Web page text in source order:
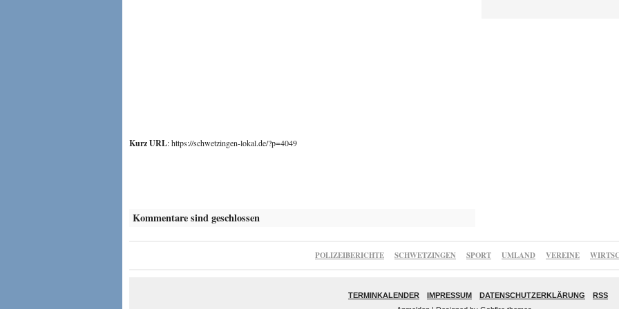
Kurz URL: https://schwetzingen-lokal.de/?p=4049
Kommentare sind geschlossen
POLIZEIBERICHTE SCHWETZINGEN SPORT UMLAND VEREINE
TERMINKALENDER IMPRESSUM DATENSCHUTZERKLÄRUNG
RSS